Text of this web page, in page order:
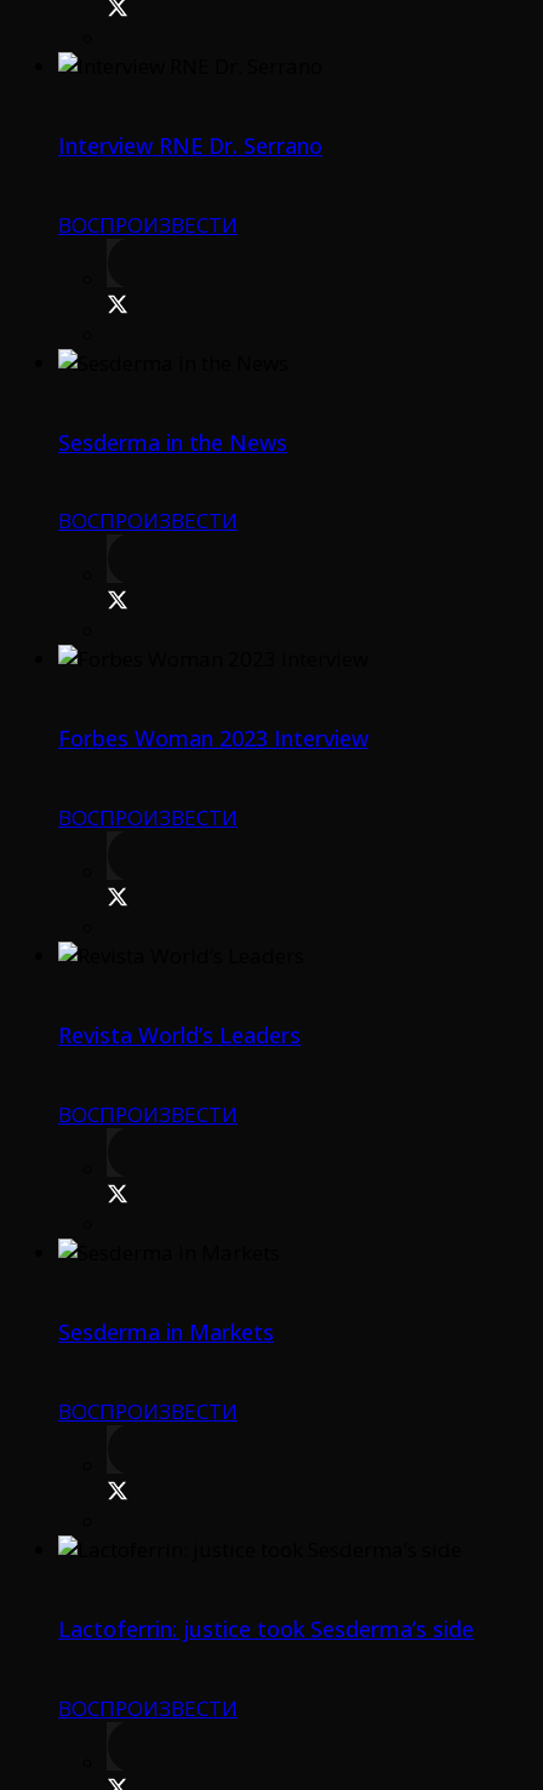
Interview RNE Dr. Serrano
ВОСПРОИЗВЕСТИ
Sesderma in the News
ВОСПРОИЗВЕСТИ
Forbes Woman 2023 Interview
ВОСПРОИЗВЕСТИ
Revista World’s Leaders
ВОСПРОИЗВЕСТИ
Sesderma in Markets
ВОСПРОИЗВЕСТИ
Lactoferrin: justice took Sesderma’s side
ВОСПРОИЗВЕСТИ